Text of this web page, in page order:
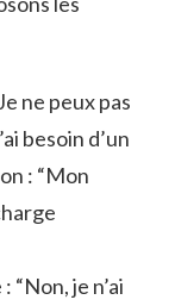
ne peux pas
besoin d’un
: “Mon
“Non, je n’ai